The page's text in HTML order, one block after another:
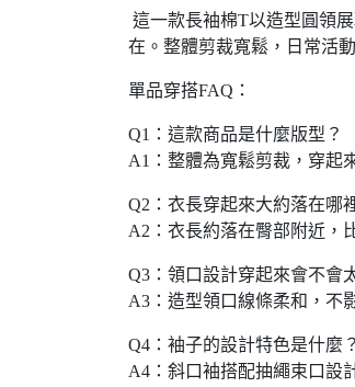
這一款長袖棉T以造型圓領
在。整體剪裁寬鬆，日常活
單品穿搭FAQ：
Q1：這款商品是什麼版型？
A1：整體為寬鬆剪裁，穿起
Q2：衣長穿起來大約落在哪
A2：衣長約落在臀部附近，
Q3：領口設計穿起來會不會
A3：造型領口線條柔和，不
Q4：袖子的設計特色是什麼？
A4：斜口袖搭配抽繩束口設